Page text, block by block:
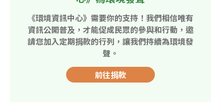
《環境資訊中心》需要你的支持！我們相信唯有
資訊公開普及，才能促成民眾的參與和行動，邀
請您加入定期捐款的行列，讓我們持續為環境發
聲。
前往捐款